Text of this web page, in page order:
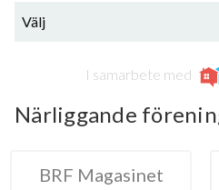
Välj
I samarbete med
Närliggande
BRF